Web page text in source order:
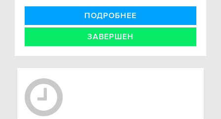
ПОДРОБНЕЕ
ЗАВЕРШЕН